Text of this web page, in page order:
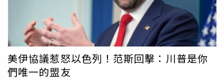
美伊協議惹怒以色列！范斯回擊：川普是你
們唯一的盟友